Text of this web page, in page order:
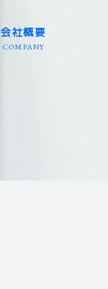
会社概要
COMPANY